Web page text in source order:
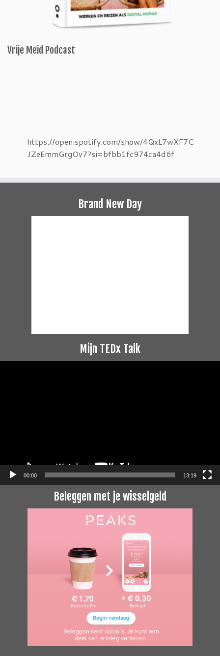
Vrije Meid Podcast
https://open.spotify.com/show/4QxL7wXF7C
JZeEmmGrgOv7?si=bfbb1fc974ca4d6f
Brand New Day
Mijn TEDx Talk
00:00 13:19
Beleggen met je wisselgeld